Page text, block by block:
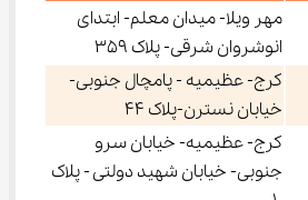
مهر ویلا- میدان معلم- ابتدای
انوشروان شرقی- پلاک 359
کرج- عظیمیه - پامچال جنوبی-
خیابان نسترن-پلاک 44
کرج- عظیمیه- خیابان سرو
جنوبی- خیابان شهید دولتی - پلاک